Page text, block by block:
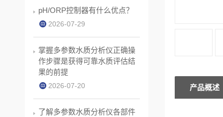
产品概述
pH/ORP控制器有什么优点？
2026-07-29
掌握多参数水质分析仪正确操
作步骤是获得可靠水质评估结
果的前提
2026-07-20
了解多参数水质分析仪各部件